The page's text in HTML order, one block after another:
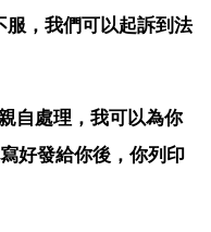
，我們可以起訴到法
自處理，我可以為你
好發給你後，你列印